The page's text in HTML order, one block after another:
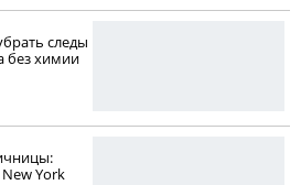
следы
без химии
York